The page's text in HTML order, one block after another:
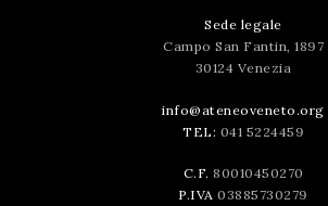
Sede legale
Campo San Fantin, 1897
30124 Venezia
info@ateneoveneto.org
TEL: 041 5224459
C.F. 80010450270
P.IVA 03885730279